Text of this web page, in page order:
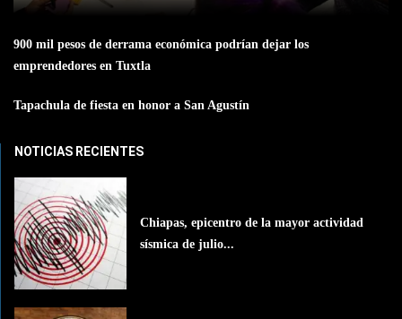
900 mil pesos de derrama económica podrían dejar los
emprendedores en Tuxtla
Tapachula de fiesta en honor a San Agustín
NOTICIAS RECIENTES
Chiapas, epicentro de la mayor actividad
sísmica de julio...